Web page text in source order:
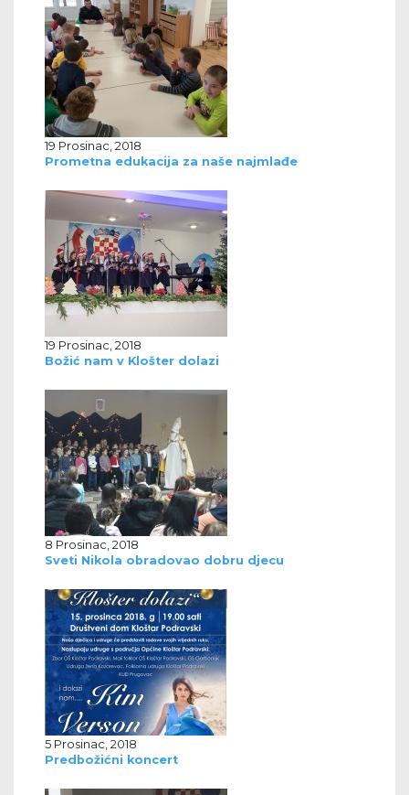
19 Prosinac, 2018
Prometna edukacija za naše najmlađe
19 Prosinac, 2018
Božić nam v Klošter dolazi
8 Prosinac, 2018
Sveti Nikola obradovao dobru djecu
5 Prosinac, 2018
Predbožićni koncert